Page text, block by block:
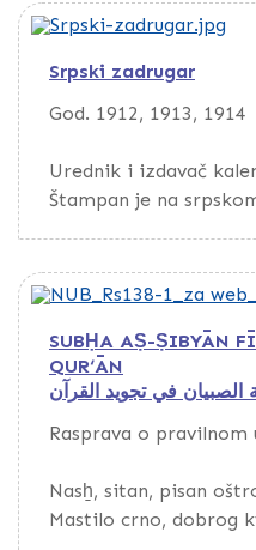
putem opcije Download
Srpski zadrugar
God. 1912, 1913, 1914
Urednik i izdavač
Štampan je na
Praznici u Bosni i
zemljoradničke
zemljoradničke
Krsno ime. O zdravlju.
Pomažimo narodne
interesa. Kad treba
SUBḤA AṢ-ṢIBYĀN
QUR‘ĀN
الصبيان في تجويد القرآن
Rasprava o pravilnom
Nasẖ, sitan, pisan
Mastilo crno, dobrog